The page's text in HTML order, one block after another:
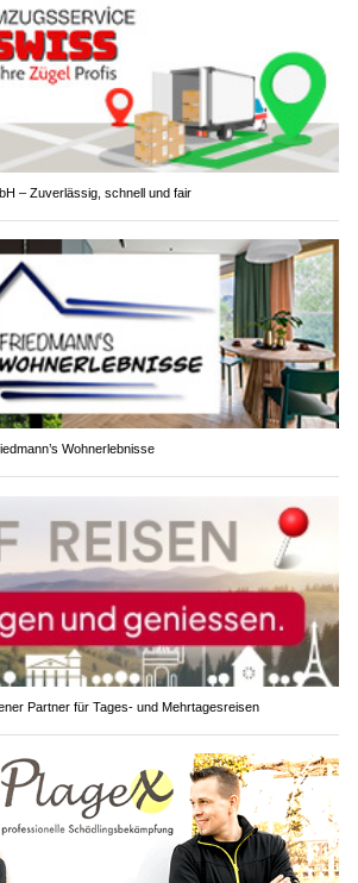
– Zuverlässig, schnell und fair
Wohnerlebnisse
Partner für Tages- und Mehrtagesreisen